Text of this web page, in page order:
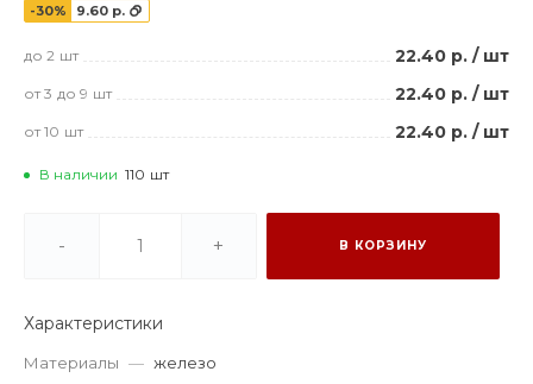
-30% 9.60 р.
до 2 шт 22.40 р. / шт
от 3 до 9 шт 22.40 р. / шт
от 10 шт 22.40 р. / шт
В наличии 110 шт
- + В КОРЗИНУ
Характеристики
Материалы — железо